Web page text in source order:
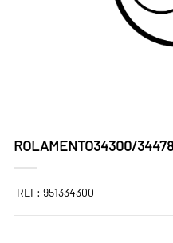
ROLAMENTO34300/
REF: 951334300